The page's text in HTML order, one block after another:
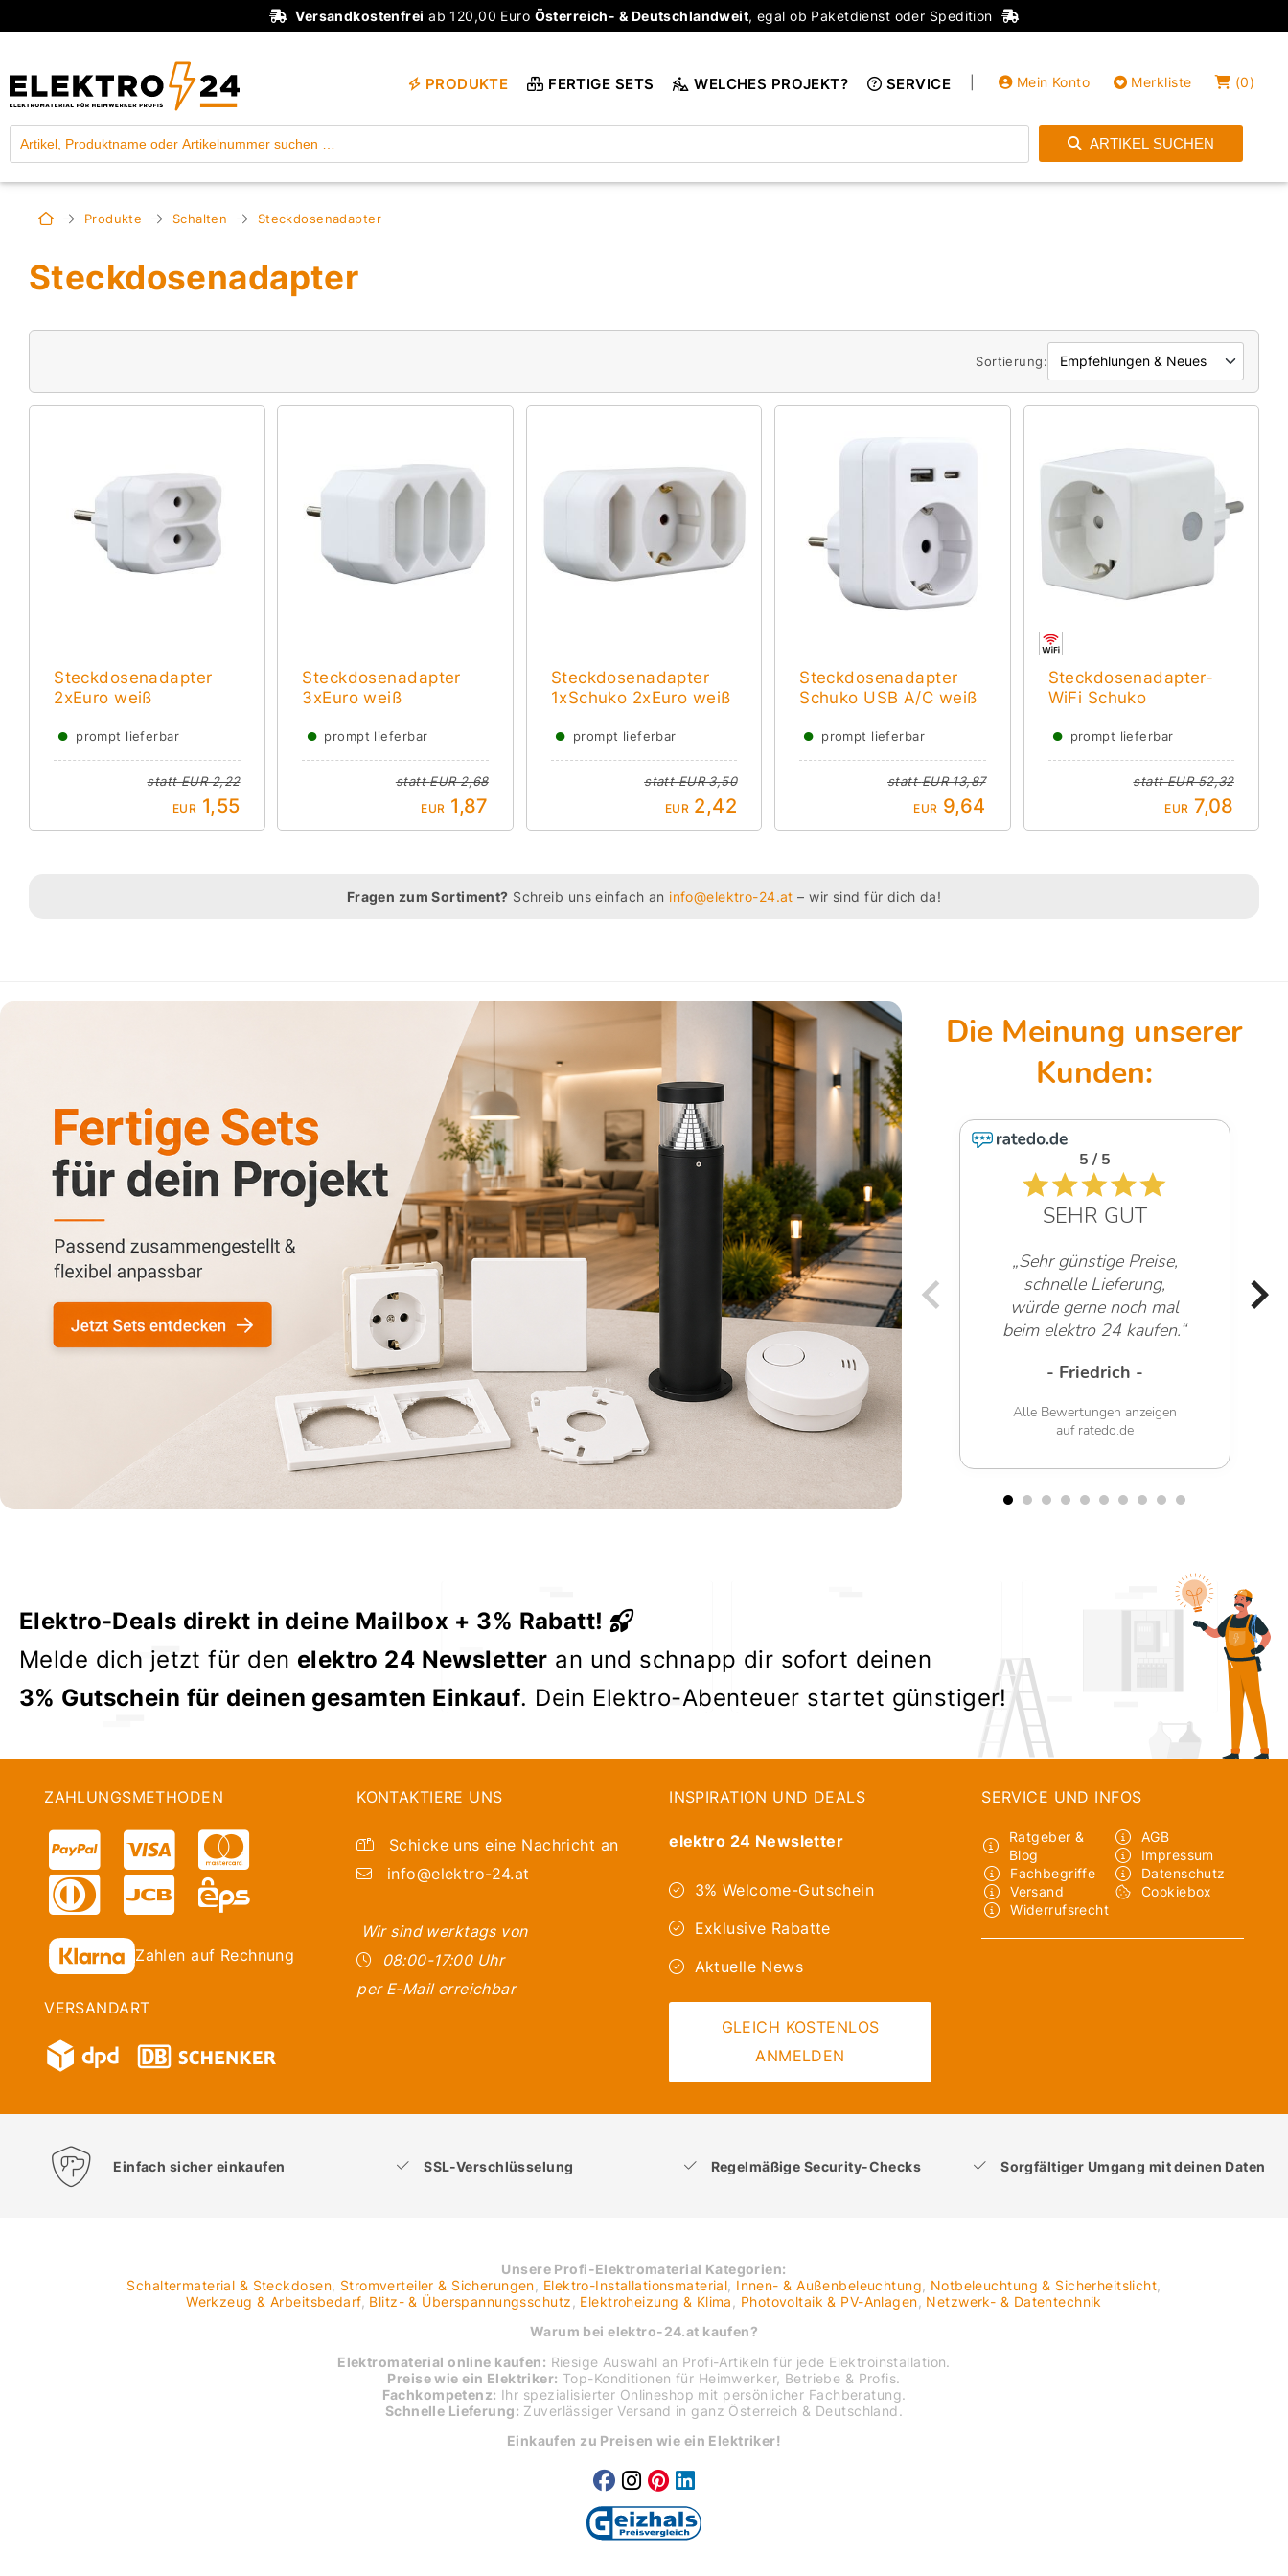
Versandkostenfrei ab 120,00 Euro Österreich- & Deutschlandweit, egal ob Paketdienst oder Spedition
Mein Konto
Einloggen
Merkliste (0)
PRODUKTE FERTIGE SETS WELCHES PROJEKT? SERVICE
ARTIKEL SUCHEN
Produkte Schalten Steckdosenadapter
Steckdosenadapter
Sortierung:
Steckdosenadapter
2xEuro weiß
● prompt lieferbar
stattEUR 2,22
EUR 1,55
Steckdosenadapter
3xEuro weiß
● prompt lieferbar
stattEUR 2,68
EUR 1,87
Steckdosenadapter
1xSchuko 2xEuro weiß
● prompt lieferbar
stattEUR 3,50
EUR 2,42
Steckdosenadapter
Schuko USB A/C weiß
● prompt lieferbar
stattEUR 13,87
EUR 9,64
Steckdosenadapter-
WiFi Schuko
● prompt lieferbar
stattEUR 52,32
EUR 7,08
Fragen zum Sortiment? Schreib uns einfach an info@elektro-24.at – wir sind für dich da!
5 / 5
SEHR GUT
„Sehr günstige Preise,
schnelle Lieferung,
würde gerne noch mal
beim elektro 24 kaufen.“
- Friedrich -
Alle Bewertungen anzeigen
auf ratedo.de
Elektro-Deals direkt in deine Mailbox + 3% Rabatt!
Melde dich jetzt für den elektro 24 Newsletter an und schnapp dir sofort deinen
3% Gutschein für deinen gesamten Einkauf. Dein Elektro-Abenteuer startet günstiger!
ZAHLUNGSMETHODEN
Zahlen auf Rechnung
VERSANDART
KONTAKTIERE UNS
Schicke uns eine Nachricht an
info@elektro-24.at
Wir sind werktags von
08:00-17:00 Uhr
per E-Mail erreichbar
INSPIRATION UND DEALS
elektro 24 Newsletter
3% Welcome-Gutschein
Exklusive Rabatte
Aktuelle News
GLEICH KOSTENLOS
ANMELDEN
SERVICE UND INFOS
Ratgeber &
Blog
Fachbegriffe
Versand
Widerrufsrecht
AGB
Impressum
Datenschutz
Cookiebox
Einfach sicher einkaufen SSL-Verschlüsselung Regelmäßige Security-Checks Sorgfältiger Umgang mit deinen Daten
Unsere Profi-Elektromaterial Kategorien:
Schaltermaterial & Steckdosen, Stromverteiler & Sicherungen Elektro-Installationsmaterial Innen- & Außenbeleuchtung Notbeleuchtung & Sicherheitslicht
Werkzeug & Arbeitsbedarf, Blitz- & Überspannungsschutz Elektroheizung & Klima Photovoltaik & PV-Anlagen Netzwerk- & Datentechnik
Warum bei elektro-24.at kaufen?
Elektromaterial online kaufen: Riesige Auswahl an Profi-Artikeln für jede Elektroinstallation.
Preise wie ein Elektriker: Top-Konditionen für Heimwerker, Betriebe & Profis.
Fachkompetenz: Ihr spezialisierter Onlineshop mit persönlicher Fachberatung.
Schnelle Lieferung: Zuverlässiger Versand in ganz Österreich & Deutschland.
Einkaufen zu Preisen wie ein Elektriker!